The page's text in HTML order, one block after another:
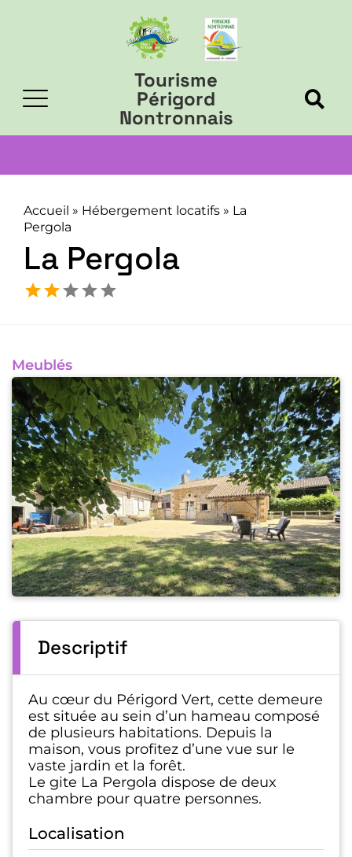
Tourisme
Périgord
Nontronnais
Accueil » Hébergement locatifs » La
Pergola
La Pergola
Meublés
Descriptif
Au cœur du Périgord Vert, cette demeure
est située au sein d’un hameau composé
de plusieurs habitations. Depuis la
maison, vous profitez d’une vue sur le
vaste jardin et la forêt.
Le gite La Pergola dispose de deux
chambre pour quatre personnes.
Localisation